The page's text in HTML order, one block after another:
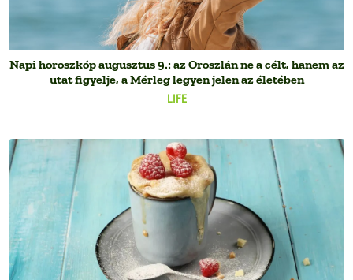
LIFE
Napi horoszkóp augusztus 9.: az Oroszlán ne a célt, hanem az
utat figyelje, a Mérleg legyen jelen az életében